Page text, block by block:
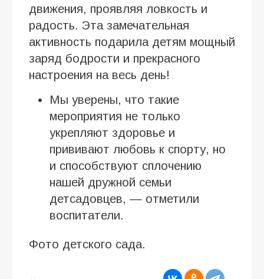
движения, проявляя ловкость и
радость. Эта замечательная
активность подарила детям мощный
заряд бодрости и прекрасного
настроения на весь день!
Мы уверены, что такие
мероприятия не только
укрепляют здоровье и
прививают любовь к спорту, но
и способствуют сплочению
нашей дружной семьи
детсадовцев, — отметили
воспитатели.
Фото детского сада.